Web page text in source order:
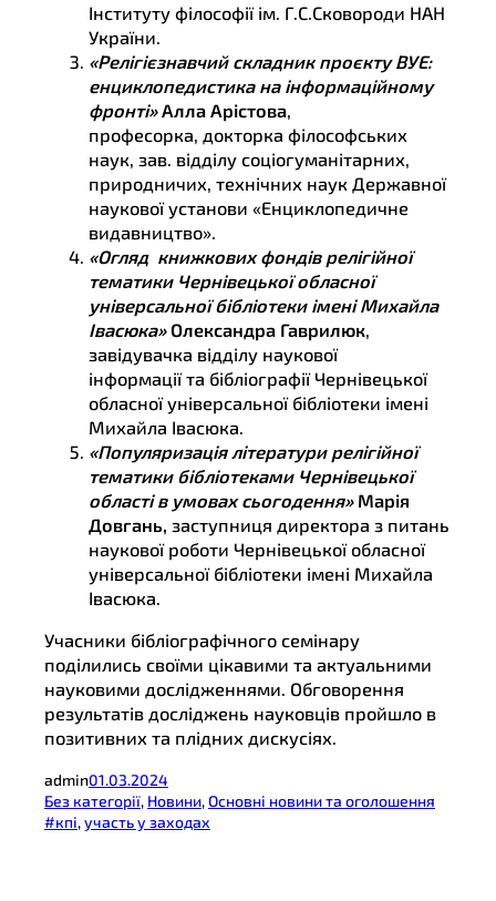
Інституту філософії ім. Г.С.Сковороди НАН
України.
«Релігієзнавчий складник проєкту ВУЕ:
енциклопедистика на інформаційному
фронті» Алла Арістова,
професорка, докторка філософських
наук, зав. відділу соціогуманітарних,
природничих, технічних наук Державної
наукової установи «Енциклопедичне
видавництво».
«Огляд книжкових фондів релігійної
тематики Чернівецької обласної
універсальної бібліотеки імені Михайла
Івасюка» Олександра Гаврилюк,
завідувачка відділу наукової
інформації та бібліографії Чернівецької
обласної універсальної бібліотеки імені
Михайла Івасюка.
«Популяризація літератури релігійної
тематики бібліотеками Чернівецької
області в умовах сьогодення» Марія
Довгань, заступниця директора з питань
наукової роботи Чернівецької обласної
універсальної бібліотеки імені Михайла
Івасюка.
Учасники бібліографічного семінару
поділились своїми цікавими та актуальними
науковими дослідженнями. Обговорення
результатів досліджень науковців пройшло в
позитивних та плідних дискусіях.
admin01.03.2024
Без категорії, Новини, Основні новини та оголошення
#кпі, участь у заходах